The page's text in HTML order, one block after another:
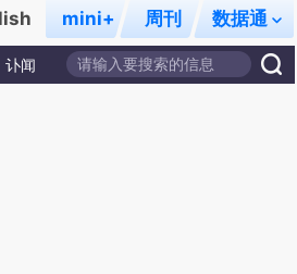
mini+ 周刊 数据通
讣闻